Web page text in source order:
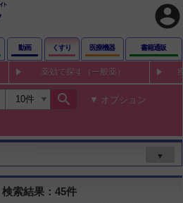
account_circle
動画 くすり 医療機器 書籍通販
薬効で探す（一般薬）
search オプション
▼
索結果：45件